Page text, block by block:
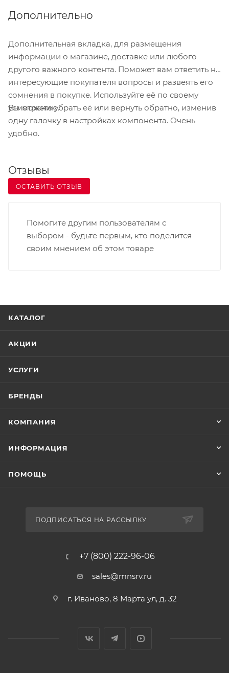
хранить информацию о мастерах: контактные
заработной платы;
создавать систему повышения лояльности
клиентов с помощью дисконтных карт и
накопительных скидок;
вести учет денежных средств;
вести учет товаров и материалов на складе;
анализировать деятельность салона;
Дополнительно
Дополнительная вкладка, для размещения
информации о магазине, доставке или любого
другого важного контента. Поможет вам ответить на
интересующие покупателя вопросы и развеять его
сомнения в покупке. Используйте её по своему
усмотрению.
Вы можете убрать её или вернуть обратно, изменив
одну галочку в настройках компонента. Очень
удобно.
Отзывы
ОСТАВИТЬ ОТЗЫВ
Помогите другим пользователям с
выбором - будьте первым, кто поделится
своим мнением об этом товаре
КАТАЛОГ
АКЦИИ
УСЛУГИ
БРЕНДЫ
КОМПАНИЯ
ИНФОРМАЦИЯ
ПОМОЩЬ
ПОДПИСАТЬСЯ НА РАССЫЛКУ
+7 (800) 222-96-06
sales@mnsrv.ru
г. Иваново, 8 Марта ул, д. 32